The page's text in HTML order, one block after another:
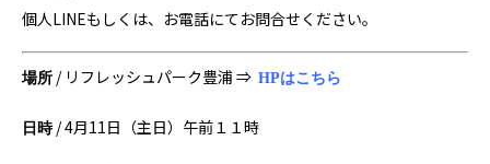
個人LINEもしくは、お電話にてお問合せください。
場所 / リフレッシュパーク豊浦 ⇒ HPはこちら
日時/ 4月11日（主日）午前１１時